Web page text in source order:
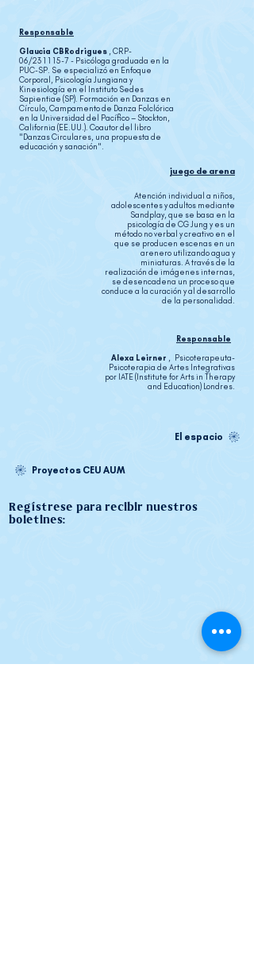
Responsable
Glaucia CBRodrigues , CRP-
06/231115-7 - Psicóloga graduada en la
PUC-SP. Se especializó en Enfoque
Corporal, Psicología Jungiana y
Kinesiología en el Instituto Sedes
Sapientiae (SP). Formación en Danzas en
Círculo, Campamento de Danza Folclórica
en la Universidad del Pacífico – Stockton,
California (EE.UU.). Coautor del libro
"Danzas Circulares, una propuesta de
educación y sanación".
juego de arena
Atención individual a niños,
adolescentes y adultos mediante
Sandplay, que se basa en la
psicología de CG Jung y es un
método no verbal y creativo en el
que se producen escenas en un
arenero utilizando agua y
miniaturas. A través de la
realización de imágenes internas,
se desencadena un proceso que
conduce a la curación y al desarrollo
de la personalidad.
Responsable
Alexa Leirner , Psicoterapeuta-
Psicoterapia de Artes Integrativas
por IATE (Institute for Arts in Therapy
and Education) Londres.
El espacio
Proyectos CEU AUM
Regístrese para recibir nuestros
boletines: